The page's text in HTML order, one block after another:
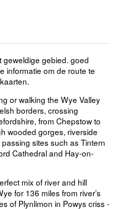
geweldige gebied. goed
informatie om de route te
or walking the Wye Valley
borders, crossing
from Chepstow to
wooded gorges, riverside
sites such as Tintern
Cathedral and Hay-on-
mix of river and hill
for 136 miles from river’s
of Plynlimon in Powys criss -